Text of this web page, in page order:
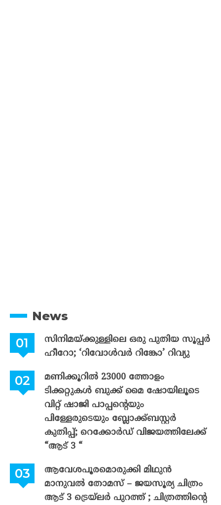
News
സിനിമയ്ക്കുള്ളിലെ ഒരു പുതിയ സൂപ്പർ
ഹീറോ; ‘റിവോൾവർ റിങ്കോ’ റിവ്യു
മണിക്കൂറിൽ 23000 ത്തോളം
ടിക്കറ്റുകൾ ബുക്ക് മൈ ഷോയിലൂടെ
വിറ്റ് ഷാജി പാപ്പന്റെയും
പിള്ളേരുടെയും ബ്ലോക്ക്ബസ്റ്റർ
കുതിപ്പ്; റെക്കോർഡ് വിജയത്തിലേക്ക്
“ആട് 3 “
ആവേശപൂരമൊരുക്കി മിഥുൻ
മാനുവൽ തോമസ് – ജയസൂര്യ ചിത്രം
ആട് 3 ട്രെയ്‌ലർ പുറത്ത് ; ചിത്രത്തിന്റെ